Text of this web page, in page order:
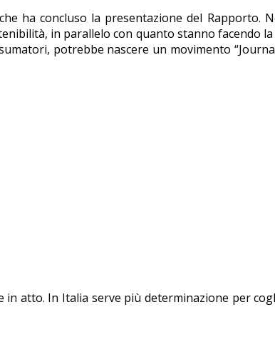
ha concluso la presentazione del Rapporto.
in parallelo con quanto stanno facendo la
potrebbe nascere un movimento
atto. In Italia serve più determinazione per